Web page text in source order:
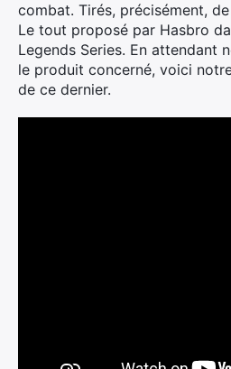
combat. Tirés, précisément, de
Le tout proposé par Hasbro
Legends Series. En attendant
le produit concerné, voici
de ce dernier.